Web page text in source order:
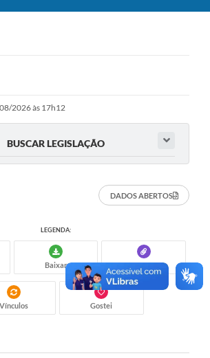
(PAC)
Online
2026 às 17h12
BUSCAR LEGISLAÇÃO
DADOS ABERTOS
LEGENDA:
Baixar Anexos
Vínculos Gostei